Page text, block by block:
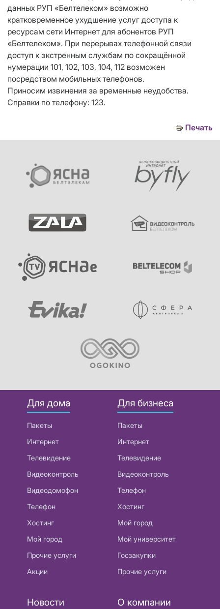
данных РУП «Белтелеком» возможно
кратковременное ухудшение услуг доступа к
ресурсам сети Интернет для абонентов РУП
«Белтелеком». При перерывах телефонной связи
доступ к экстренным службам по сокращённой
нумерации 101, 102, 103, 104, 112 возможен
посредством мобильных телефонов.
Приносим извинения за временные неудобства.
Справки по телефону: 123.
Печать
Для дома
Пакеты
Интернет
Телевидение
Видеоконтроль
Видеодомофон
Телефон
Хостинг
Мой город
Прочие услуги
Акции
Для бизнеса
Пакеты
Интернет
Телевидение
Видеоконтроль
Телефон
Хостинг
Мой город
Мой университет
Госзакупки
Прочие услуги
Новости О компании